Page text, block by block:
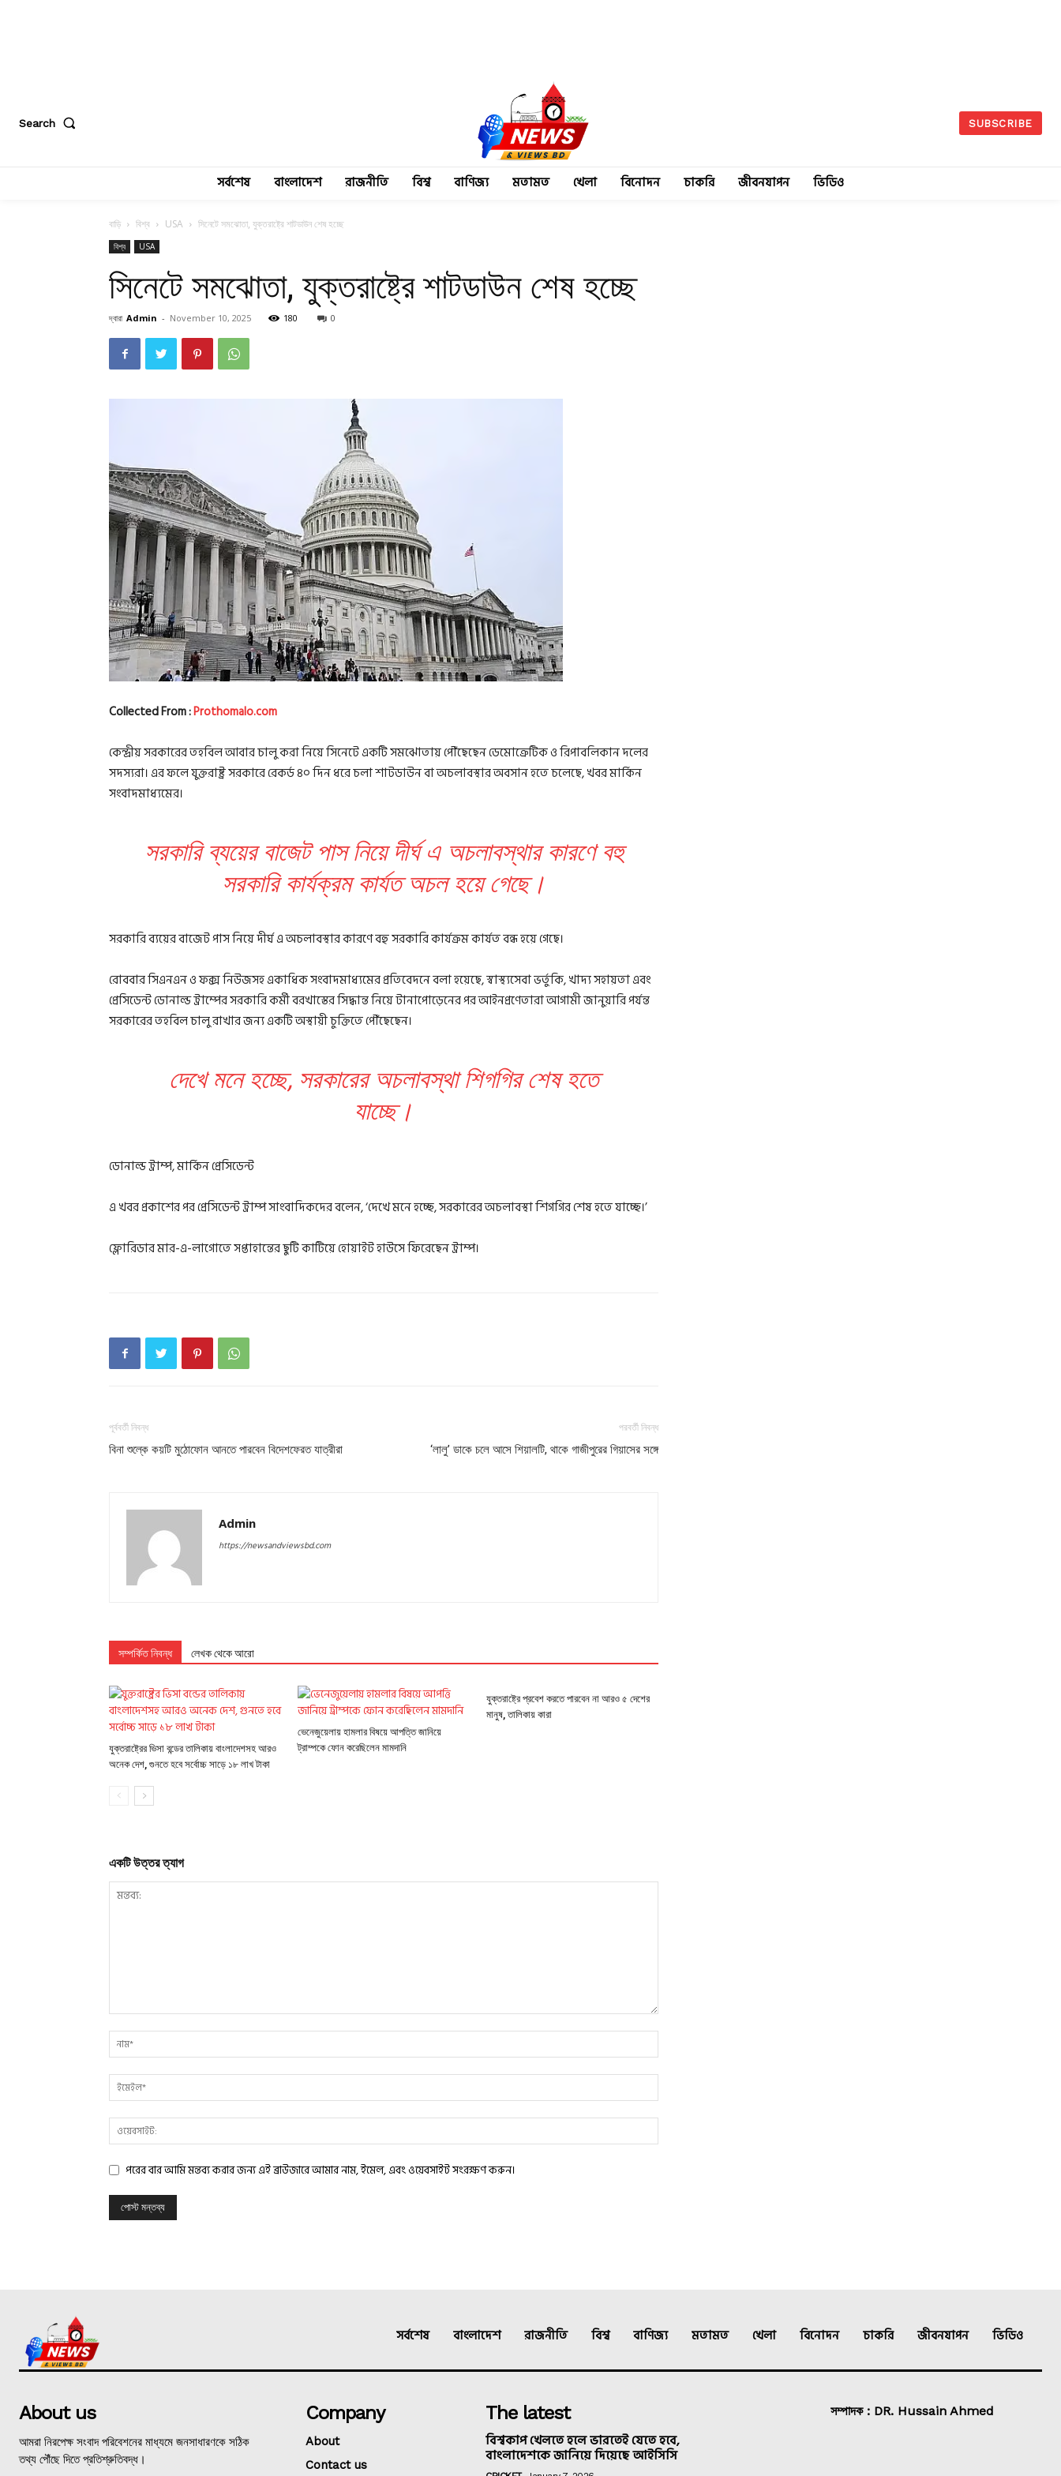
Search SUBSCRIBE
সর্বশেষ বাংলাদেশ রাজনীতি বিশ্ব বাণিজ্য মতামত খেলা বিনোদন চাকরি জীবনযাপন ভিডিও
বাড়ি বিশ্ব USA সিনেটে সমঝোতা, যুক্তরাষ্ট্রে শাটডাউন শেষ হচ্ছে
বিশ্ব USA
সিনেটে সমঝোতা, যুক্তরাষ্ট্রে শাটডাউন শেষ হচ্ছে
দ্বারা Admin - November 10, 2025 180 0
Collected From :Prothomalo.com
কেন্দ্রীয় সরকারের তহবিল আবার চালু করা নিয়ে সিনেটে একটি সমঝোতায় পৌঁছেছেন ডেমোক্রেটিক ও রিপাবলিকান দলের
সদস্যরা। এর ফলে যুক্তরাষ্ট্র সরকারে রেকর্ড ৪০ দিন ধরে চলা শাটডাউন বা অচলাবস্থার অবসান হতে চলেছে, খবর মার্কিন
সংবাদমাধ্যমের।
সরকারি ব্যয়ের বাজেট পাস নিয়ে দীর্ঘ এ অচলাবস্থার কারণে বহু
সরকারি কার্যক্রম কার্যত অচল হয়ে গেছে।
সরকারি ব্যয়ের বাজেট পাস নিয়ে দীর্ঘ এ অচলাবস্থার কারণে বহু সরকারি কার্যক্রম কার্যত বন্ধ হয়ে গেছে।
রোববার সিএনএন ও ফক্স নিউজসহ একাধিক সংবাদমাধ্যমের প্রতিবেদনে বলা হয়েছে, স্বাস্থ্যসেবা ভর্তুকি, খাদ্য সহায়তা এবং
প্রেসিডেন্ট ডোনাল্ড ট্রাম্পের সরকারি কর্মী বরখাস্তের সিদ্ধান্ত নিয়ে টানাপোড়েনের পর আইনপ্রণেতারা আগামী জানুয়ারি পর্যন্ত
সরকারের তহবিল চালু রাখার জন্য একটি অস্থায়ী চুক্তিতে পৌঁছেছেন।
দেখে মনে হচ্ছে, সরকারের অচলাবস্থা শিগগির শেষ হতে
যাচ্ছে।
ডোনাল্ড ট্রাম্প, মার্কিন প্রেসিডেন্ট
এ খবর প্রকাশের পর প্রেসিডেন্ট ট্রাম্প সাংবাদিকদের বলেন, ‘দেখে মনে হচ্ছে, সরকারের অচলাবস্থা শিগগির শেষ হতে যাচ্ছে।’
ফ্লোরিডার মার-এ-লাগোতে সপ্তাহান্তের ছুটি কাটিয়ে হোয়াইট হাউসে ফিরেছেন ট্রাম্প।
পূর্ববর্তী নিবন্ধ
বিনা শুল্কে কয়টি মুঠোফোন আনতে পারবেন বিদেশফেরত যাত্রীরা
পরবর্তী নিবন্ধ
‘লালু’ ডাকে চলে আসে শিয়ালটি, থাকে গাজীপুরের গিয়াসের সঙ্গে
Admin
https://newsandviewsbd.com
সম্পর্কিত নিবন্ধ লেখক থেকে আরো
যুক্তরাষ্ট্রের ভিসা বন্ডের তালিকায় বাংলাদেশসহ আরও
অনেক দেশ, গুনতে হবে সর্বোচ্চ সাড়ে ১৮ লাখ টাকা
ভেনেজুয়েলায় হামলার বিষয়ে আপত্তি জানিয়ে
ট্রাম্পকে ফোন করেছিলেন মামদানি
যুক্তরাষ্ট্রে প্রবেশ করতে পারবেন না আরও ৫ দেশের
মানুষ, তালিকায় কারা
একটি উত্তর ত্যাগ
পরের বার আমি মন্তব্য করার জন্য এই ব্রাউজারে আমার নাম, ইমেল, এবং ওয়েবসাইট সংরক্ষণ করুন।
সর্বশেষ বাংলাদেশ রাজনীতি বিশ্ব বাণিজ্য মতামত খেলা বিনোদন চাকরি জীবনযাপন ভিডিও
About us
আমরা নিরপেক্ষ সংবাদ পরিবেশনের মাধ্যমে জনসাধারণকে সঠিক
তথ্য পৌঁছে দিতে প্রতিশ্রুতিবদ্ধ।
Company
About
Contact us
The latest
বিশ্বকাপ খেলতে হলে ভারতেই যেতে হবে,
বাংলাদেশকে জানিয়ে দিয়েছে আইসিসি
সম্পাদক : DR. Hussain Ahmed